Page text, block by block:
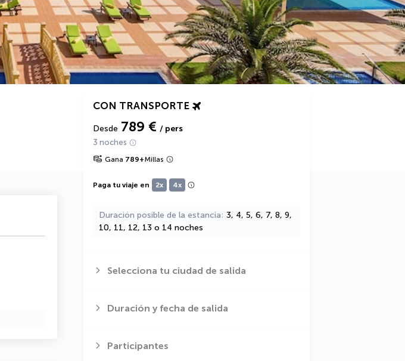
CON TRANSPORTE
Desde 789 € / pers
3 noches
Gana 789+Millas
Paga tu viaje en 2x 4x
Duración posible de la estancia 3, 4, 5, 6, 7, 8, 9,
10, 11, 12, 13 o 14 noches
Selecciona tu ciudad de salida
Duración y fecha de salida
Participantes